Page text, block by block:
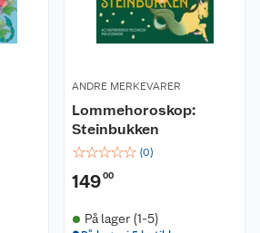
ANDRE MERKEVARER
Lommehoroskop:
Steinbukken
☆☆☆☆☆ (0)
14900
På lager (1-5)